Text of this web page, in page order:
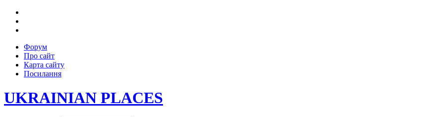
Форум
Про сайт
Карта сайту
Посилання
UKRAINIAN PLACES